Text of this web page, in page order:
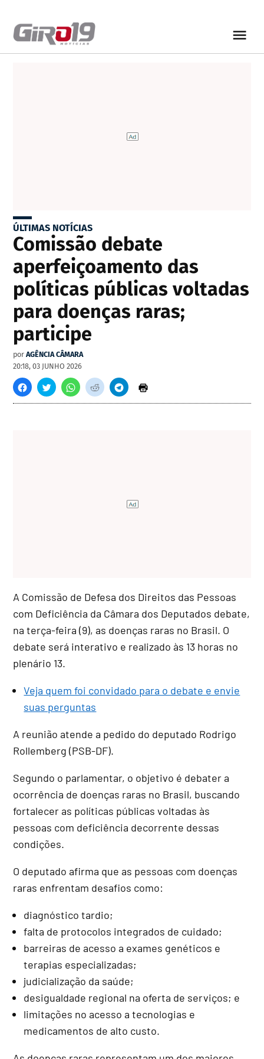
ÚLTIMAS NOTÍCIAS
Comissão debate
aperfeiçoamento das
políticas públicas voltadas
para doenças raras;
participe
por AGÊNCIA CÂMARA
20:18, 03 JUNHO 2026
A Comissão de Defesa dos Direitos das Pessoas
com Deficiência da Câmara dos Deputados debate,
na terça-feira (9), as doenças raras no Brasil. O
debate será interativo e realizado às 13 horas no
plenário 13.
Veja quem foi convidado para o debate e envie
suas perguntas
A reunião atende a pedido do deputado Rodrigo
Rollemberg (PSB-DF).
Segundo o parlamentar, o objetivo é debater a
ocorrência de doenças raras no Brasil, buscando
fortalecer as políticas públicas voltadas às
pessoas com deficiência decorrente dessas
condições.
O deputado afirma que as pessoas com doenças
raras enfrentam desafios como:
diagnóstico tardio;
falta de protocolos integrados de cuidado;
barreiras de acesso a exames genéticos e
terapias especializadas;
judicialização da saúde;
desigualdade regional na oferta de serviços; e
limitações no acesso a tecnologias e
medicamentos de alto custo.